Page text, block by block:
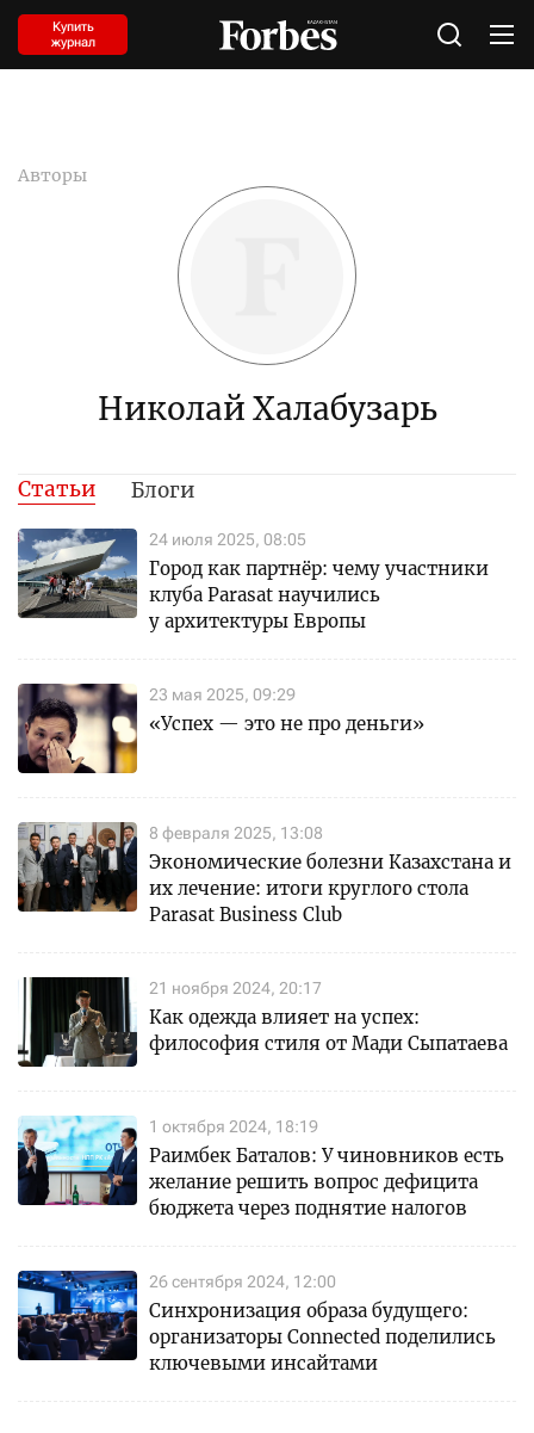
Купить
журнал
Авторы
Николай Халабузарь
Статьи Блоги
24 июля 2025, 08:05
Город как партнёр: чему участники
клуба Parasat научились
у архитектуры Европы
23 мая 2025, 09:29
«Успех — это не про деньги»
8 февраля 2025, 13:08
Экономические болезни Казахстана и
их лечение: итоги круглого стола
Parasat Business Club
21 ноября 2024, 20:17
Как одежда влияет на успех:
философия стиля от Мади Сыпатаева
1 октября 2024, 18:19
Раимбек Баталов: У чиновников есть
желание решить вопрос дефицита
бюджета через поднятие налогов
26 сентября 2024, 12:00
Синхронизация образа будущего:
организаторы Connected поделились
ключевыми инсайтами